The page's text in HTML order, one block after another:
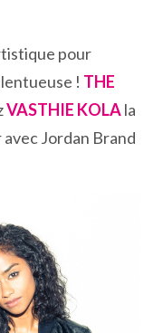
pour
! THE
VASTHIE KOLAla
Jordan Brand